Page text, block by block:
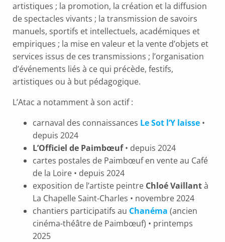
artistiques ; la promotion, la création et la diffusion
de spectacles vivants ; la transmission de savoirs
manuels, sportifs et intellectuels, académiques et
empiriques ; la mise en valeur et la vente d’objets et
services issus de ces transmissions ; l’organisation
d’événements liés à ce qui précède, festifs,
artistiques ou à but pédagogique.
L’Atac a notamment à son actif :
carnaval des connaissances Le Sot l’Y laisse •
depuis 2024
L’Officiel de Paimbœuf• depuis 2024
cartes postales de Paimbœuf en vente au Café
de la Loire • depuis 2024
exposition de l’artiste peintre Chloé Vaillantà
La Chapelle Saint-Charles • novembre 2024
chantiers participatifs au Chanéma (ancien
cinéma-théâtre de Paimbœuf) • printemps
2025